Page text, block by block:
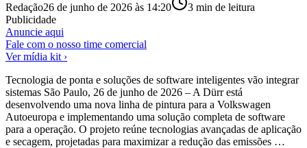
Redação26 de junho de 2026 às 14:20 3 min de leitura
Publicidade
Anuncie aqui
Fale com o nosso time comercial
Ver mídia kit ›
Tecnologia de ponta e soluções de software inteligentes vão integrar
sistemas São Paulo, 26 de junho de 2026 – A Dürr está
desenvolvendo uma nova linha de pintura para a Volkswagen
Autoeuropa e implementando uma solução completa de software
para a operação. O projeto reúne tecnologias avançadas de aplicação
e secagem, projetadas para maximizar a redução das emissões …